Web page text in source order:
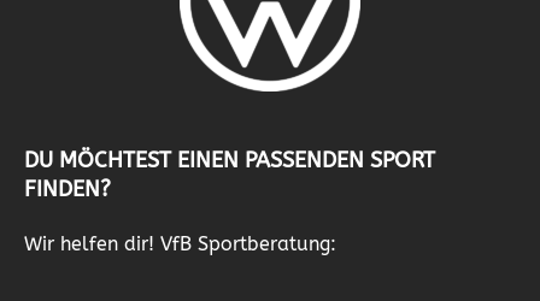
DU MÖCHTEST EINEN PASSENDEN SPORT
FINDEN?
Wir helfen dir! VfB Sportberatung: